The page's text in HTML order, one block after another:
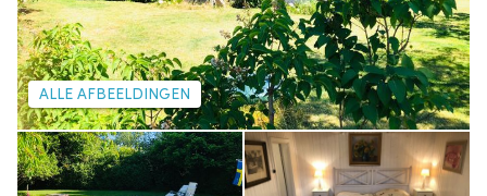
ALLE AFBEELDINGEN